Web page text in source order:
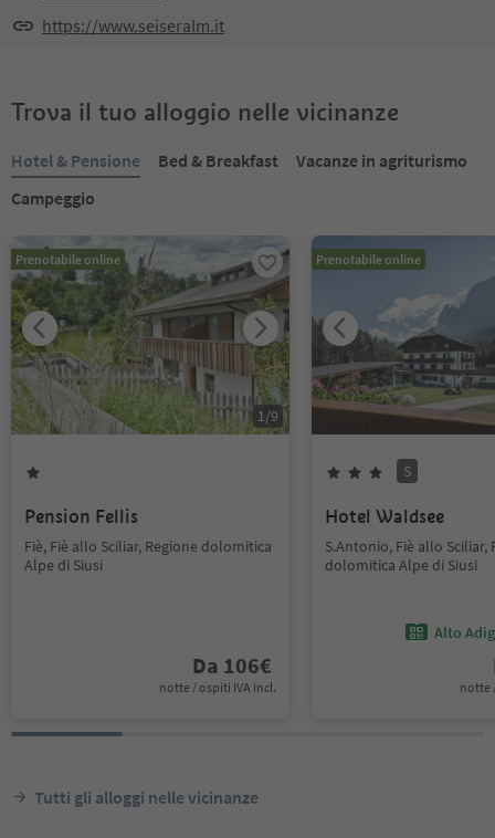
https://www.seiseralm.it
Trova il tuo alloggio nelle vicinanze
Hotel & Pensione Bed & Breakfast
Vacanze in agriturismo
Campeggio
Prenotabile online
1/9
Pension Fellis
Fiè, Fiè allo Sciliar, Regione dolomitica
Alpe di Siusi
Da 106€
notte / ospiti IVA incl.
Prenotabile online
S
Hotel Waldsee
S.Antonio, Fiè allo Sciliar,
dolomitica Alpe di Siusi
Alto
notte
Tutti gli alloggi nelle vicinanze